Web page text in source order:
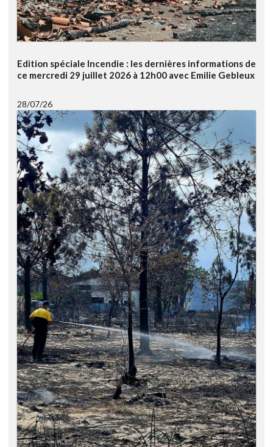
Edition spéciale Incendie : les dernières informations de
ce mercredi 29 juillet 2026 à 12h00 avec Emilie Gebleux
28/07/26